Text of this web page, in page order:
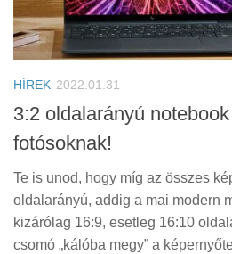
Tudástár
Tanácsok
Érdekességek
Helyszíni Riport
E-BB
HÍREK 2022.01.31
3:2 oldalarányú
fotósoknak!
Te is unod, hogy míg az összes
oldalarányú, addig a mai modern
kizárólag 16:9, esetleg 16:10
csomó „kálóba megy” a